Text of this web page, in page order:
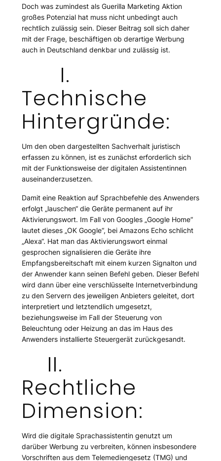
Doch was zumindest als Guerilla Marketing Aktion
großes Potenzial hat muss nicht unbedingt auch
rechtlich zulässig sein. Dieser Beitrag soll sich daher
mit der Frage, beschäftigen ob derartige Werbung
auch in Deutschland denkbar und zulässig ist.
I.
Technische
Hintergründe:
Um den oben dargestellten Sachverhalt juristisch
erfassen zu können, ist es zunächst erforderlich sich
mit der Funktionsweise der digitalen Assistentinnen
auseinanderzusetzen.
Damit eine Reaktion auf Sprachbefehle des Anwenders
erfolgt „lauschen“ die Geräte permanent auf ihr
Aktivierungswort. Im Fall von Googles „Google Home“
lautet dieses „OK Google“, bei Amazons Echo schlicht
„Alexa“. Hat man das Aktivierungswort einmal
gesprochen signalisieren die Geräte ihre
Empfangsbereitschaft mit einem kurzen Signalton und
der Anwender kann seinen Befehl geben. Dieser Befehl
wird dann über eine verschlüsselte Internetverbindung
zu den Servern des jeweiligen Anbieters geleitet, dort
interpretiert und letztendlich umgesetzt,
beziehungsweise im Fall der Steuerung von
Beleuchtung oder Heizung an das im Haus des
Anwenders installierte Steuergerät zurückgesandt.
II.
Rechtliche
Dimension:
Wird die digitale Sprachassistentin genutzt um
darüber Werbung zu verbreiten, können insbesondere
Vorschriften aus dem Telemediengesetz (TMG) und